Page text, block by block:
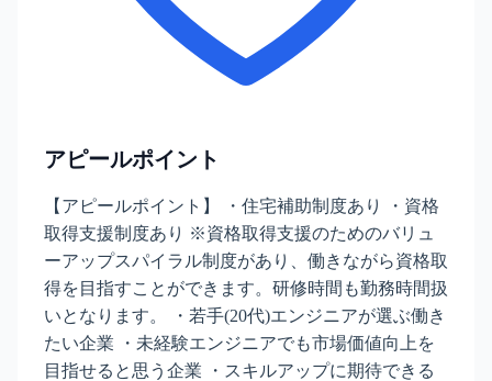
アピールポイント
【アピールポイント】 ・住宅補助制度あり ・資格
取得支援制度あり ※資格取得支援のためのバリュ
ーアップスパイラル制度があり、働きながら資格取
得を目指すことができます。研修時間も勤務時間扱
いとなります。 ・若手(20代)エンジニアが選ぶ働き
たい企業 ・未経験エンジニアでも市場価値向上を
目指せると思う企業 ・スキルアップに期待できる